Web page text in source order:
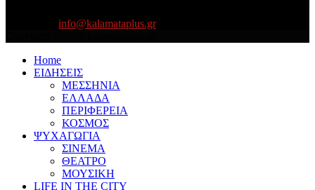
info@kalamataplus.gr
Home
ΕΙΔΗΣΕΙΣ
ΜΕΣΣΗΝΙΑ
ΕΛΛΑΔΑ
ΠΕΡΙΦΕΡΕΙΑ
ΚΟΣΜΟΣ
ΨΥΧΑΓΩΓΙΑ
ΣΙΝΕΜΑ
ΘΕΑΤΡΟ
ΜΟΥΣΙΚΗ
LIFE IN THE CITY